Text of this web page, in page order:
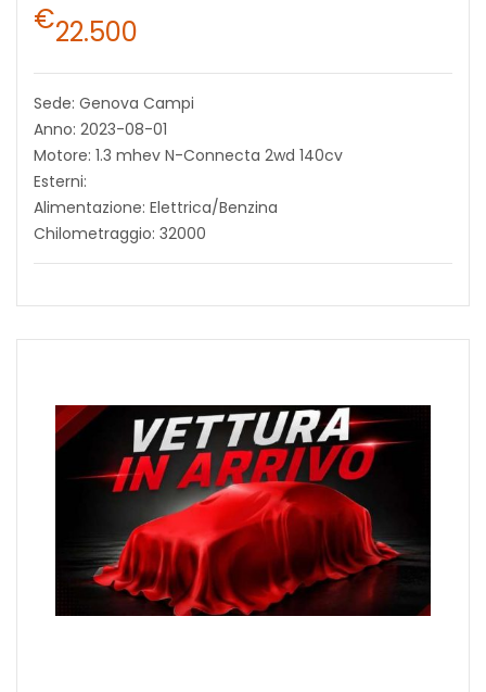
€22.500
Sede: Genova Campi
Anno: 2023-08-01
Motore: 1.3 mhev N-Connecta 2wd 140cv
Esterni:
Alimentazione: Elettrica/Benzina
Chilometraggio: 32000